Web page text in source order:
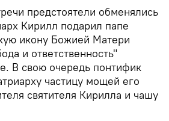
предстоятели обменялись
Кирилл подарил папе
икону Божией Матери
и ответственность"
В свою очередь понтифик
частицу мощей его
святителя Кирилла и чашу